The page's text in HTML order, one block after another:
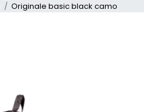
Originale basic black camo